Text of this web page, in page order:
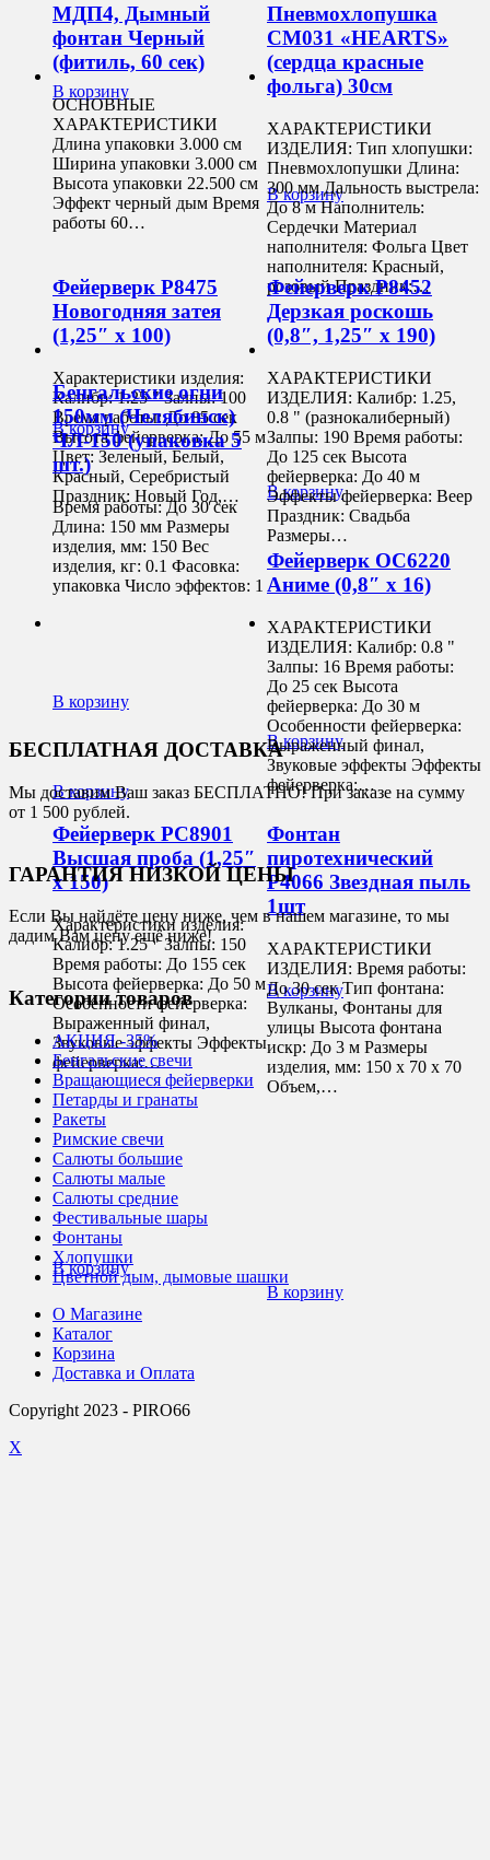
В корзину
В корзину
МДП4, Дымный
фонтан Черный
(фитиль, 60 сек)
ОСНОВНЫЕ
ХАРАКТЕРИСТИКИ
Длина упаковки 3.000 см
Ширина упаковки 3.000 см
Высота упаковки 22.500 см
Эффект черный дым Время
работы 60…
В корзину
Пневмохлопушка
CM031 «HEARTS»
(сердца красные
фольга) 30см
ХАРАКТЕРИСТИКИ
ИЗДЕЛИЯ: Тип хлопушки:
Пневмохлопушки Длина:
300 мм Дальность выстрела:
До 8 м Наполнитель:
Сердечки Материал
наполнителя: Фольга Цвет
наполнителя: Красный,
розовый Праздник:…
В корзину
Фейерверк Р8475
Новогодняя затея
(1,25″ х 100)
Характеристики изделия:
Калибр: 1.25 " Залпы: 100
Время работы: До 85 сек
Высота фейерверка: До 55 м
Цвет: Зеленый, Белый,
Красный, Серебристый
Праздник: Новый Год,…
В корзину
Фейерверк Р8452
Дерзкая роскошь
(0,8″, 1,25″ х 190)
ХАРАКТЕРИСТИКИ
ИЗДЕЛИЯ: Калибр: 1.25,
0.8 " (разнокалиберный)
Залпы: 190 Время работы:
До 125 сек Высота
фейерверка: До 40 м
Эффекты фейерверка: Веер
Праздник: Свадьба
Размеры…
В корзину
Бенгальские огни
150мм (Челябинск)
ЧЛ-150 (упаковка 5
шт.)
Время работы: До 30 сек
Длина: 150 мм Размеры
изделия, мм: 150 Вес
изделия, кг: 0.1 Фасовка:
упаковка Число эффектов: 1
В корзину
Фейерверк ОС6220
Аниме (0,8″ х 16)
ХАРАКТЕРИСТИКИ
ИЗДЕЛИЯ: Калибр: 0.8 "
Залпы: 16 Время работы:
До 25 сек Высота
фейерверка: До 30 м
Особенности фейерверка:
Выраженный финал,
Звуковые эффекты Эффекты
фейерверка:…
В корзину
Фейерверк РС8901
Высшая проба (1,25″
х 150)
Характеристики изделия:
Калибр: 1.25 " Залпы: 150
Время работы: До 155 сек
Высота фейерверка: До 50 м
Особенности фейерверка:
Выраженный финал,
Звуковые эффекты Эффекты
фейерверка:…
В корзину
Фонтан
пиротехнический
Р4066 Звездная пыль
1шт
ХАРАКТЕРИСТИКИ
ИЗДЕЛИЯ: Время работы:
До 30 сек Тип фонтана:
Вулканы, Фонтаны для
улицы Высота фонтана
искр: До 3 м Размеры
изделия, мм: 150 х 70 х 70
Объем,…
В корзину
БЕСПЛАТНАЯ ДОСТАВКА
Мы доставим Ваш заказ БЕСПЛАТНО! При заказе на сумму
от 1 500 рублей.
ГАРАНТИЯ НИЗКОЙ ЦЕНЫ
Если Вы найдёте цену ниже, чем в нашем магазине, то мы
дадим Вам цену ещё ниже!
Категории товаров
АКЦИЯ -35%
Бенгальские свечи
Вращающиеся фейерверки
Петарды и гранаты
Ракеты
Римские свечи
Салюты большие
Салюты малые
Салюты средние
Фестивальные шары
Фонтаны
Хлопушки
Цветной дым, дымовые шашки
О Магазине
Каталог
Корзина
Доставка и Оплата
Copyright 2023 - PIRO66
X